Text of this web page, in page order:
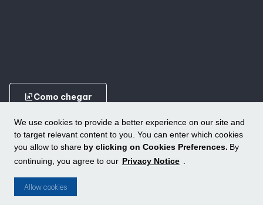
We use cookies to provide a better experience on our site and
to target relevant content to you. You can enter which cookies
you allow to share by clicking on Cookies Preferences. By
continuing, you agree to our Privacy Notice .
Allow cookies
ungroupComo chegar
Conheça outros shoppings da ALLOS